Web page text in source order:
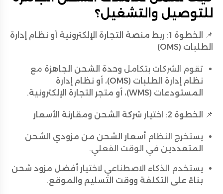
للتوصيل والتشغيل؟
📌
الخطوة 1: ربط منصة التجارة الإلكترونية أو نظام إدارة
الطلبات (OMS)
تقوم الشركات بتكامل وحدة الشحن الجاهزة مع
نظام إدارة الطلبات (OMS)، أو نظام إدارة
المستودعات (WMS)، أو متجر التجارة الإلكترونية
.
📌 الخطوة 2: اختيار شركة الشحن ومقارنة الأسعار
يستخرج النظام أسعار الشحن من مزودي الشحن
المتعددين في الوقت الفعلي.
يستخدم الذكاء الاصطناعي لاختيار أفضل مزود شحن
بناءً على التكلفة ووقت التسليم والموقع.